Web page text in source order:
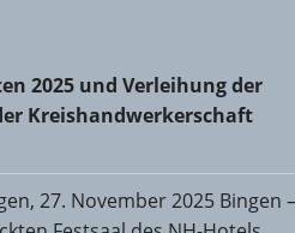
2025 und Verleihung der
Mainz-
2025 und Verleihung der
Kreishandwerkerschaft
27. November 2025 Bingen –